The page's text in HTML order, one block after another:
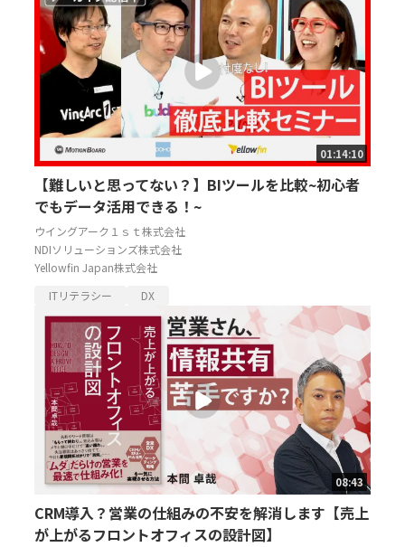
01:14:10
【難しいと思ってない？】BIツールを比較~初心者
でもデータ活用できる！~
ウイングアーク１ｓｔ株式会社
NDIソリューションズ株式会社
Yellowfin Japan株式会社
ITリテラシー
DX
08:43
CRM導入？営業の仕組みの不安を解消します【売上
が上がるフロントオフィスの設計図】